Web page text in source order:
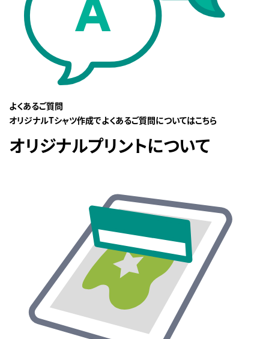
よくあるご質問
オリジナルTシャツ作成でよくあるご質問についてはこちら
オリジナルプリントについて